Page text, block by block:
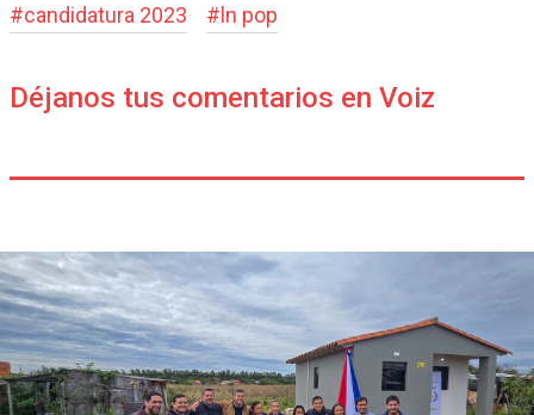
#candidatura 2023 #ln pop
Déjanos tus comentarios en Voiz